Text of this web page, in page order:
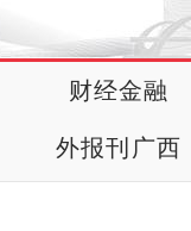
财经金融
外报刊广西